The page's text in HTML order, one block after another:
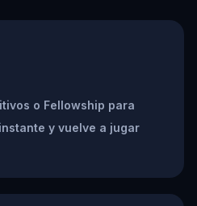
o Fellowship para
y vuelve a jugar